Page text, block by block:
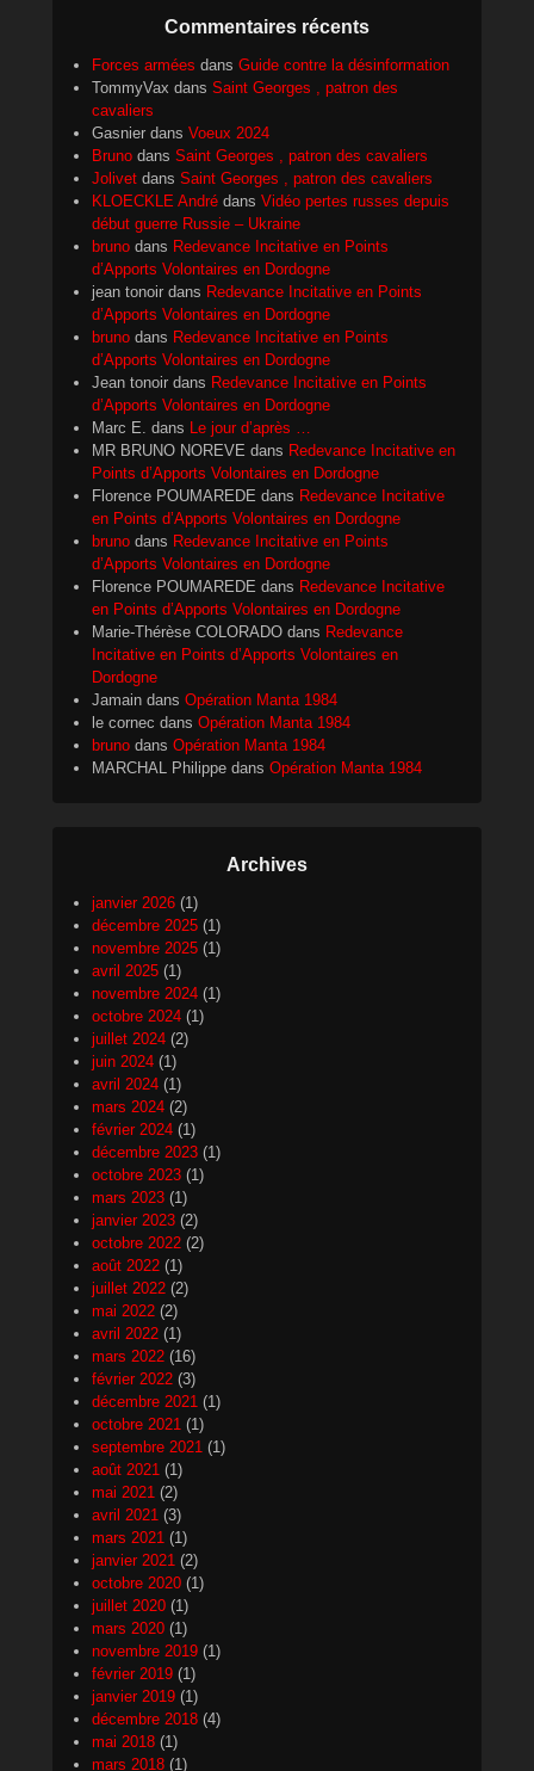
Commentaires récents
Forces armées dans Guide contre la désinformation
TommyVax dans Saint Georges , patron des
cavaliers
Gasnier dans Voeux 2024
Bruno dans Saint Georges , patron des cavaliers
Jolivet dans Saint Georges , patron des cavaliers
KLOECKLE André dans Vidéo pertes russes depuis
début guerre Russie – Ukraine
bruno dans Redevance Incitative en Points
d’Apports Volontaires en Dordogne
jean tonoir dans Redevance Incitative en Points
d’Apports Volontaires en Dordogne
bruno dans Redevance Incitative en Points
d’Apports Volontaires en Dordogne
Jean tonoir dans Redevance Incitative en Points
d’Apports Volontaires en Dordogne
Marc E. dans Le jour d’après …
MR BRUNO NOREVE dans Redevance Incitative en
Points d’Apports Volontaires en Dordogne
Florence POUMAREDE dans Redevance Incitative
en Points d’Apports Volontaires en Dordogne
bruno dans Redevance Incitative en Points
d’Apports Volontaires en Dordogne
Florence POUMAREDE dans Redevance Incitative
en Points d’Apports Volontaires en Dordogne
Marie-Thérèse COLORADO dans Redevance
Incitative en Points d’Apports Volontaires en
Dordogne
Jamain dans Opération Manta 1984
le cornec dans Opération Manta 1984
bruno dans Opération Manta 1984
MARCHAL Philippe dans Opération Manta 1984
Archives
janvier 2026 (1)
décembre 2025 (1)
novembre 2025 (1)
avril 2025 (1)
novembre 2024 (1)
octobre 2024 (1)
juillet 2024 (2)
juin 2024 (1)
avril 2024 (1)
mars 2024 (2)
février 2024 (1)
décembre 2023 (1)
octobre 2023 (1)
mars 2023 (1)
janvier 2023 (2)
octobre 2022 (2)
août 2022 (1)
juillet 2022 (2)
mai 2022 (2)
avril 2022 (1)
mars 2022 (16)
février 2022 (3)
décembre 2021 (1)
octobre 2021 (1)
septembre 2021 (1)
août 2021 (1)
mai 2021 (2)
avril 2021 (3)
mars 2021 (1)
janvier 2021 (2)
octobre 2020 (1)
juillet 2020 (1)
mars 2020 (1)
novembre 2019 (1)
février 2019 (1)
janvier 2019 (1)
décembre 2018 (4)
mai 2018 (1)
mars 2018 (1)